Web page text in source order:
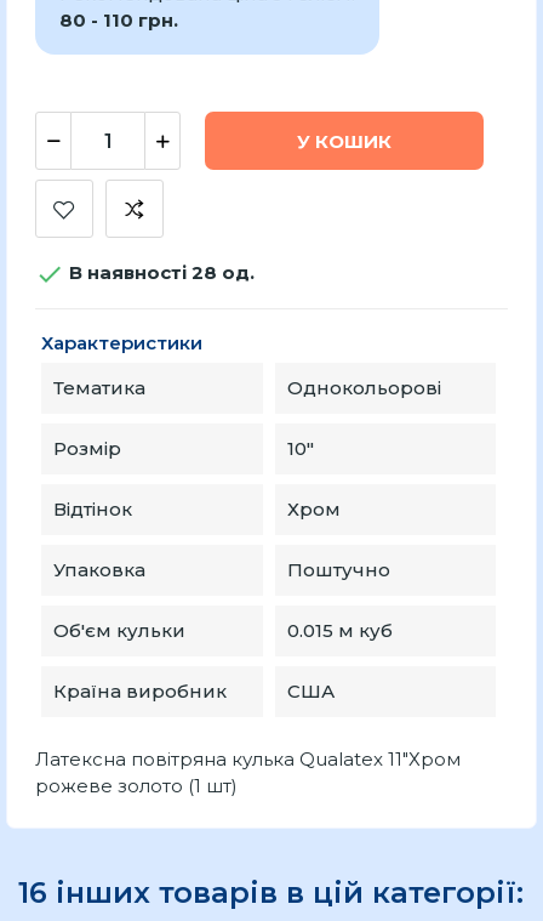
80 - 110 грн.
У КОШИК
 В наявності 28 од.
Характеристики
Тематика
Однокольорові
Розмір 10″
Відтінок Хром
Упаковка Поштучно
Об'єм кульки 0.015 м куб
Країна виробник США
Латексна повітряна кулька Qualatex 11"Хром
рожеве золото (1 шт)
16 інших товарів в цій категорії: